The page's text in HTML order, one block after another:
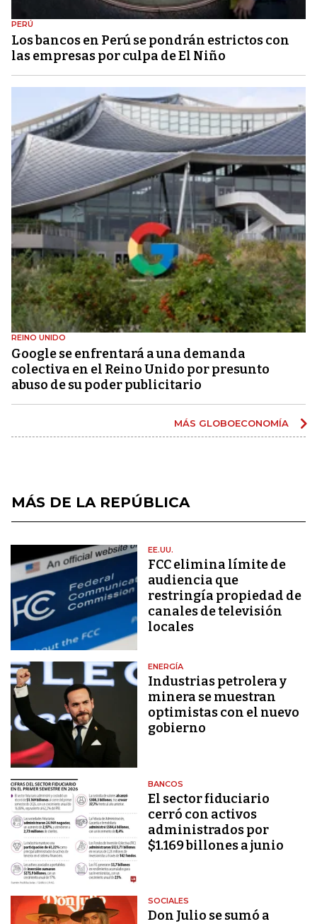
PERÚ
Los bancos en Perú se pondrán estrictos con
las empresas por culpa de El Niño
REINO UNIDO
Google se enfrentará a una demanda
colectiva en el Reino Unido por presunto
abuso de su poder publicitario
MÁS GLOBOECONOMÍA
MÁS DE LA REPÚBLICA
EE.UU.
FCC elimina límite de
audiencia que
restringía propiedad de
canales de televisión
locales
ENERGÍA
Industrias petrolera y
minera se muestran
optimistas con el nuevo
gobierno
BANCOS
El sector fiduciario
cerró con activos
administrados por
$1.169 billones a junio
SOCIALES
Don Julio se sumó a